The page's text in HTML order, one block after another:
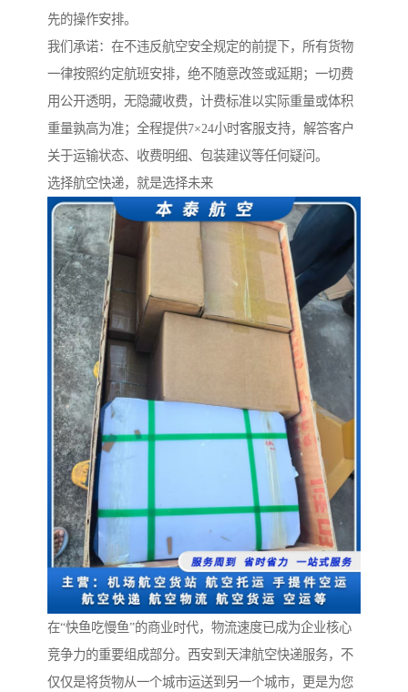
先的操作安排。
我们承诺：在不违反航空安全规定的前提下，所有货物
一律按照约定航班安排，绝不随意改签或延期；一切费
用公开透明，无隐藏收费，计费标准以实际重量或体积
重量孰高为准；全程提供7×24小时客服支持，解答客户
关于运输状态、收费明细、包装建议等任何疑问。
选择航空快递，就是选择未来
在“快鱼吃慢鱼”的商业时代，物流速度已成为企业核心
竞争力的重要组成部分。西安到天津航空快递服务，不
仅仅是将货物从一个城市运送到另一个城市，更是为您